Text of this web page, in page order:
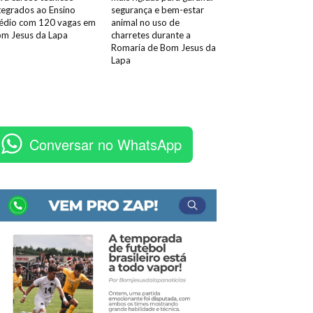
ao Ensino
com 120 vagas em
Jesus da Lapa
segurança e bem-estar
animal no uso de
charretes durante a
Romaria de Bom Jesus da
Lapa
Conversar no WhatsApp